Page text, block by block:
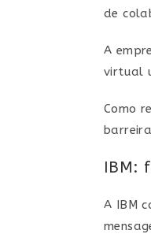
de
A
virtual
Como
IBM:
A IBM